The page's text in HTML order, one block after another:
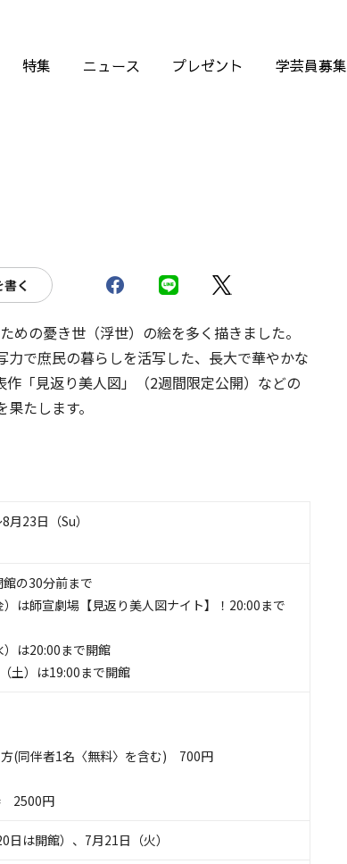
特集 ニュース プレゼント 学芸員募集
く
の憂き世（浮世）の絵を多く描きました。
で庶民の暮らしを活写した、長大で華やかな
「見返り美人図」（2週間限定公開）などの
たします。
23日（Su）
の30分前まで
は師宣劇場【見返り美人図ナイト】！20:00まで
は20:00まで開館
土）は19:00まで開館
(同伴者1名〈無料〉を含む) 700円
2500円
は開館）、7月21日（火）